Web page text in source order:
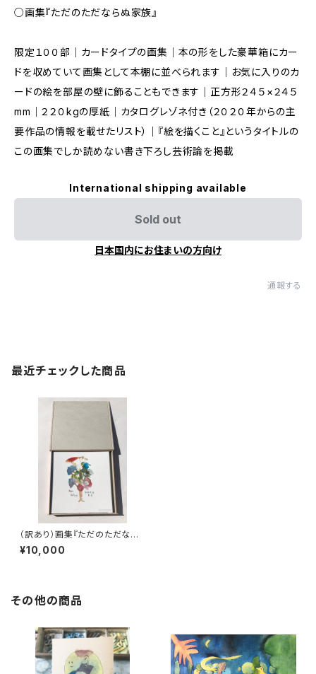
○画集『ただのただならぬ家族』
限定１００部｜カードタイプの画集｜本の形をした豪華箱にカー
ドを収めていて画集として本棚に並べられます｜お気に入りのカ
ードの絵を部屋の壁に飾ることもできます｜正方形２４５×２４５
mm｜２２０kgの厚紙｜カタログレゾネ付き（２０２０年からの主
要作品の情報を載せたリスト）｜『絵を描くこと』というタイトルの
この画集でしか読めない書き下ろし芸術論を掲載
International shipping available
Sold out
日本国内にお住まいの方向け
通報する
最近チェックした商品
（訳あり）画集『ただのただなら
ぬ家族日記』
¥10,000
その他の商品